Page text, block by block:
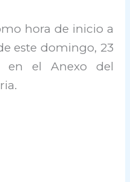
hora de inicio a
este domingo, 23
en el Anexo del